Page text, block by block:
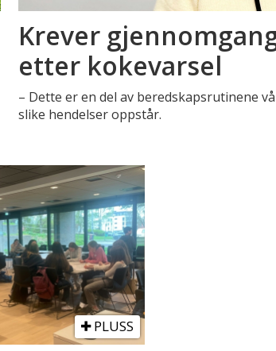
Krever
etter kokevarsel
– Dette er en del av beredskapsrutinene
slike hendelser oppstår.
PLUSS